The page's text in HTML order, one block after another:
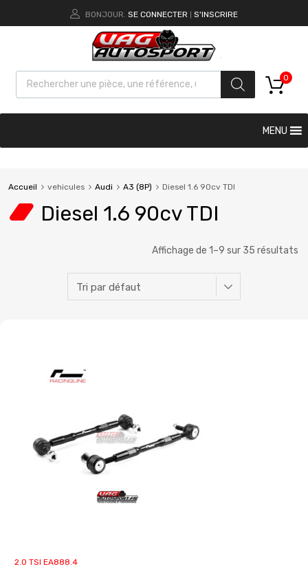
BONJOUR. SE CONNECTER S'INSCRIRE
0
MENU
Accueil vehicules Audi A3 (8P) Diesel 1.6 90cv TDI
Diesel 1.6 90cv TDI
Affichage de 1–9 sur 35 résultats
2.0 TSI EA888.4